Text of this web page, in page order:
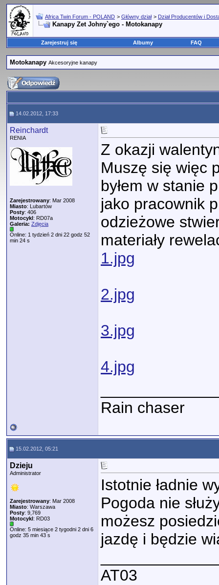
Africa Twin Forum - POLAND > Główny dział > Dział Producentów i
Kanapy Zet Johny`ego - Motokanapy
Zarejestruj się Albumy FAQ
Motokanapy Akcesoryjne kanapy
14.02.2012, 17:33
Reinchardt
RENIA
Zarejestrowany: Mar 2008
Miasto: Lubartów
Posty: 406
Motocykl: RD07a
Galeria: Zdjęcia
Online: 1 tydzień 2 dni 22 godz 52
min 24 s
Z okazji
Muszę się więc
byłem w stanie
jako pracownik
odzieżowe
materiały
1.jpg
2.jpg
3.jpg
4.jpg
Rain chaser
15.02.2012, 05:21
Dzieju
Administrator
Zarejestrowany: Mar 2008
Miasto: Warszawa
Posty: 9,769
Motocykl: RD03
Online: 5 miesiące 2 tygodni 2 dni 6
godz 35 min 43 s
Istotnie ładnie
Pogoda nie
możesz
jazdę i będzie
AT03